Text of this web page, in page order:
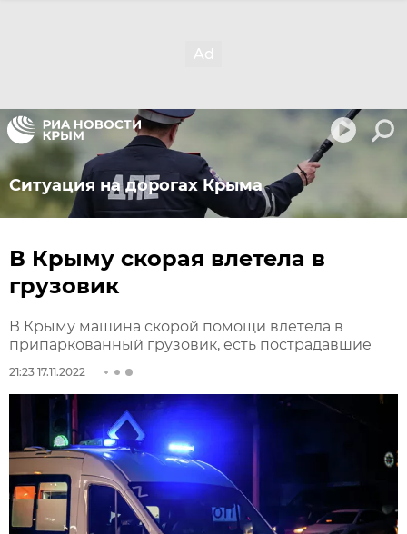
Ситуация на дорогах Крыма
В Крыму скорая влетела в
грузовик
В Крыму машина скорой помощи влетела в
припаркованный грузовик, есть пострадавшие
21:23 17.11.2022